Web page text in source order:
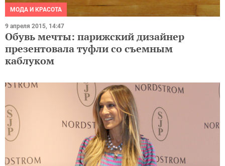
МОДА И КРАСОТА
9 апреля 2015, 14:47
Обувь мечты: парижский дизайнер
презентовала туфли со съемным
каблуком